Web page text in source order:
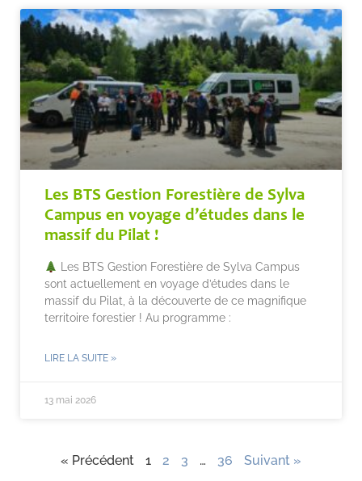
Les BTS Gestion Forestière de Sylva
Campus en voyage d’études dans le
massif du Pilat !
Les BTS Gestion Forestière de Sylva Campus
sont actuellement en voyage d’études dans le
massif du Pilat, à la découverte de ce magnifique
territoire forestier ! Au programme :
LIRE LA SUITE »
13 mai 2026
« Précédent 1 2 3 … 36 Suivant »